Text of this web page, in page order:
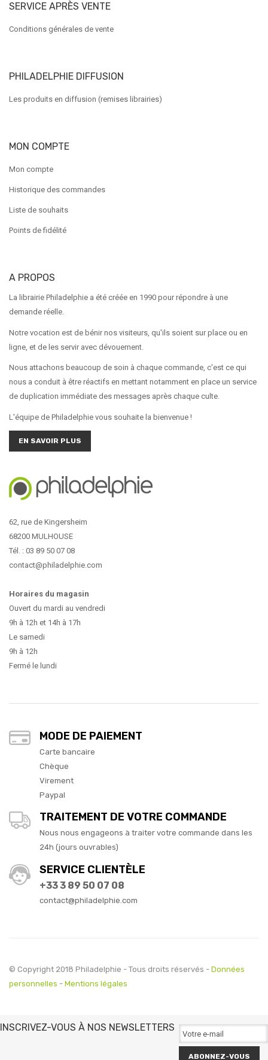
SERVICE APRÈS VENTE
Conditions générales de vente
PHILADELPHIE DIFFUSION
Les produits en diffusion (remises librairies)
MON COMPTE
Mon compte
Historique des commandes
Liste de souhaits
Points de fidélité
A PROPOS
La librairie Philadelphie a été créée en 1990 pour répondre à une
demande réelle.
Notre vocation est de bénir nos visiteurs, qu'ils soient sur place ou en
ligne, et de les servir avec dévouement.
Nous attachons beaucoup de soin à chaque commande, c'est ce qui
nous a conduit à être réactifs en mettant notamment en place un service
de duplication immédiate des messages après chaque culte.
L'équipe de Philadelphie vous souhaite la bienvenue !
EN SAVOIR PLUS
62, rue de Kingersheim
68200 MULHOUSE
Tél. : 03 89 50 07 08
contact@philadelphie.com
Horaires du magasin
Ouvert du mardi au vendredi
9h à 12h et 14h à 17h
Le samedi
9h à 12h
Fermé le lundi
MODE DE PAIEMENT
Carte bancaire
Chèque
Virement
Paypal
TRAITEMENT DE VOTRE COMMANDE
Nous nous engageons à traiter votre commande dans les
24h (jours ouvrables)
SERVICE CLIENTÈLE
+33 3 89 50 07 08
contact@philadelphie.com
© Copyright 2018 Philadelphie - Tous droits réservés - Données
personnelles - Mentions légales
INSCRIVEZ-VOUS À NOS NEWSLETTERS
ABONNEZ-VOUS